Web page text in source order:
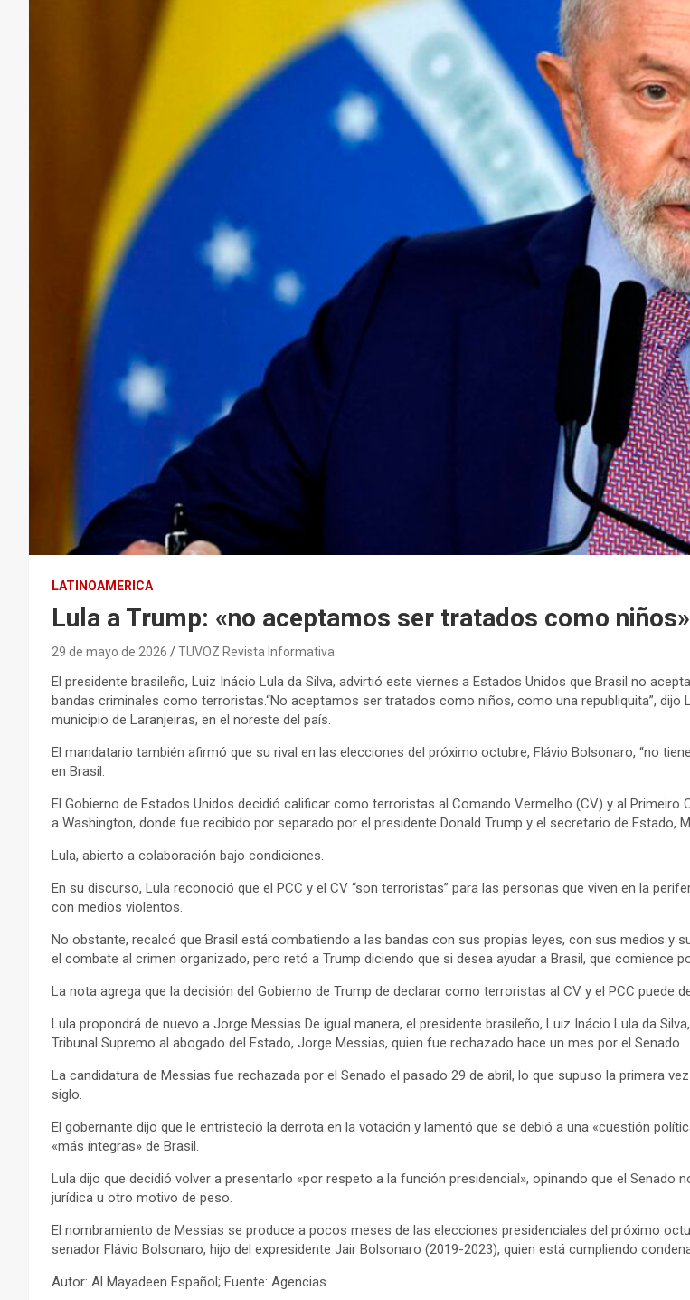
LATINOAMERICA
Lula a Trump: «no aceptamos ser tratados como niños»
29 de mayo de 2026 TUVOZ Revista Informativa
El presidente brasileño, Luiz Inácio Lula da Silva, advirtió este viernes a Estados Unidos que Brasil no
bandas criminales como terroristas.“No aceptamos ser tratados como niños, como una republiquita”,
municipio de Laranjeiras, en el noreste del país.
El mandatario también afirmó que su rival en las elecciones del próximo octubre, Flávio Bolsonaro, “no
en Brasil.
El Gobierno de Estados Unidos decidió calificar como terroristas al Comando Vermelho (CV) y al
a Washington, donde fue recibido por separado por el presidente Donald Trump y el secretario de Estado,
Lula, abierto a colaboración bajo condiciones.
En su discurso, Lula reconoció que el PCC y el CV “son terroristas” para las personas que viven en la
con medios violentos.
No obstante, recalcó que Brasil está combatiendo a las bandas con sus propias leyes, con sus medios y
el combate al crimen organizado, pero retó a Trump diciendo que si desea ayudar a Brasil, que comience
La nota agrega que la decisión del Gobierno de Trump de declarar como terroristas al CV y el PCC
Lula propondrá de nuevo a Jorge Messias De igual manera, el presidente brasileño, Luiz Inácio Lula da
Tribunal Supremo al abogado del Estado, Jorge Messias, quien fue rechazado hace un mes por el Senado.
La candidatura de Messias fue rechazada por el Senado el pasado 29 de abril, lo que supuso la primera
siglo.
El gobernante dijo que le entristeció la derrota en la votación y lamentó que se debió a una «cuestión
«más íntegras» de Brasil.
Lula dijo que decidió volver a presentarlo «por respeto a la función presidencial», opinando que el Senado
jurídica u otro motivo de peso.
El nombramiento de Messias se produce a pocos meses de las elecciones presidenciales del próximo
senador Flávio Bolsonaro, hijo del expresidente Jair Bolsonaro (2019-2023), quien está cumpliendo
Autor: Al Mayadeen Español; Fuente: Agencias